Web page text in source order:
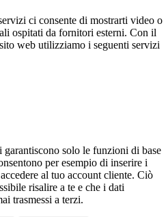
ci consente di mostrarti video o
ospitati da fornitori esterni. Con il
web utilizziamo i seguenti servizi
garantiscono solo le funzioni di base
per esempio di inserire i
al tuo account cliente. Ciò
risalire a te e che i dati
trasmessi a terzi.